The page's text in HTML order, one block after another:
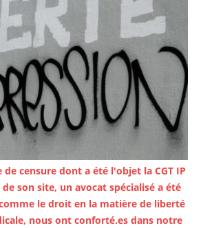
censure dont a été l'objet la CGT IP
son site, un avocat spécialisé a été
le droit en la matière de liberté
nous ont conforté.es dans notre